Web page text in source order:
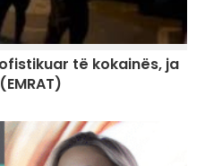
të kokainës, ja